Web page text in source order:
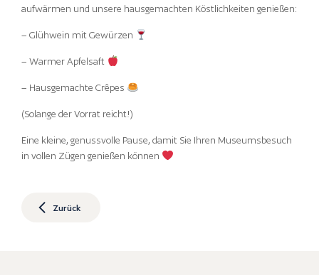
aufwärmen und unsere hausgemachten Köstlichkeiten genießen:
– Glühwein mit Gewürzen
– Warmer Apfelsaft
– Hausgemachte Crêpes
(Solange der Vorrat reicht!)
Eine kleine, genussvolle Pause, damit Sie Ihren Museumsbesuch
in vollen Zügen genießen können
Zurück